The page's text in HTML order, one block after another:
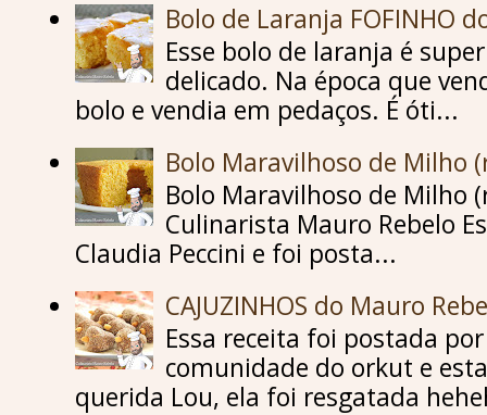
Bolo de Laranja FOFINHO
Esse bolo de laranja é
delicado. Na época que
bolo e vendia em pedaços. É óti...
Bolo Maravilhoso de Milho
Bolo Maravilhoso de Milho
Culinarista Mauro Rebelo
Claudia Peccini e foi posta...
CAJUZINHOS do Mauro
Essa receita foi postada
comunidade do orkut e
querida Lou, ela foi resgatada